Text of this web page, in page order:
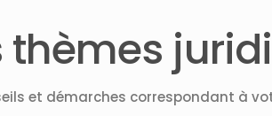
thèmes
et démarches correspondant à